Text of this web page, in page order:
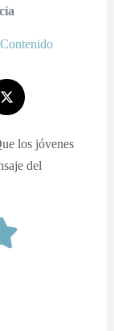
los jóvenes
del